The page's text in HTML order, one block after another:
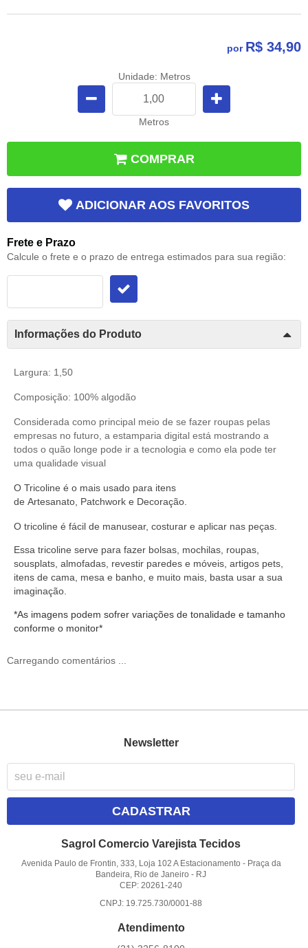
por R$ 34,90
Unidade: Metros
Metros
COMPRAR
ADICIONAR AOS FAVORITOS
Frete e Prazo
Calcule o frete e o prazo de entrega estimados para sua região:
Informações do Produto
Largura: 1,50
Composição: 100% algodão
Considerada como principal meio de se fazer roupas pelas
empresas no futuro, a estamparia digital está mostrando a
todos o quão longe pode ir a tecnologia e como ela pode ter
uma qualidade visual
O Tricoline é o mais usado para itens
de Artesanato, Patchwork e Decoração.
O tricoline é fácil de manusear, costurar e aplicar nas peças.
Essa tricoline serve para fazer bolsas, mochilas, roupas,
sousplats, almofadas, revestir paredes e móveis, artigos pets,
itens de cama, mesa e banho, e muito mais, basta usar a sua
imaginação.
*As imagens podem sofrer variações de tonalidade e tamanho
conforme o monitor*
Carregando comentários ...
Newsletter
CADASTRAR
Sagrol Comercio Varejista Tecidos
Avenida Paulo de Frontin, 333, Loja 102 A Estacionamento - Praça da
Bandeira, Rio de Janeiro - RJ
CEP: 20261-240
CNPJ: 19.725.730/0001-88
Atendimento